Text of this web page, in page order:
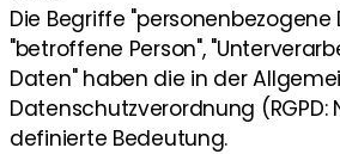
Die Begriffe "personenbezogene
"betroffene Person",
Daten" haben die in der
Datenschutzverordnung (RGPD:
definierte Bedeutung.